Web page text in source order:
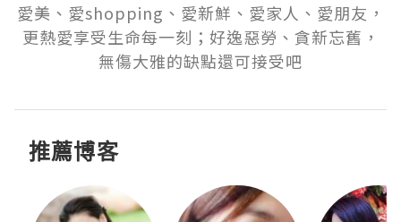
愛美、愛shopping、愛新鮮、愛家人、愛朋友，
更熱愛享受生命每一刻；好逸惡勞、貪新忘舊，
無傷大雅的缺點還可接受吧
推薦博客